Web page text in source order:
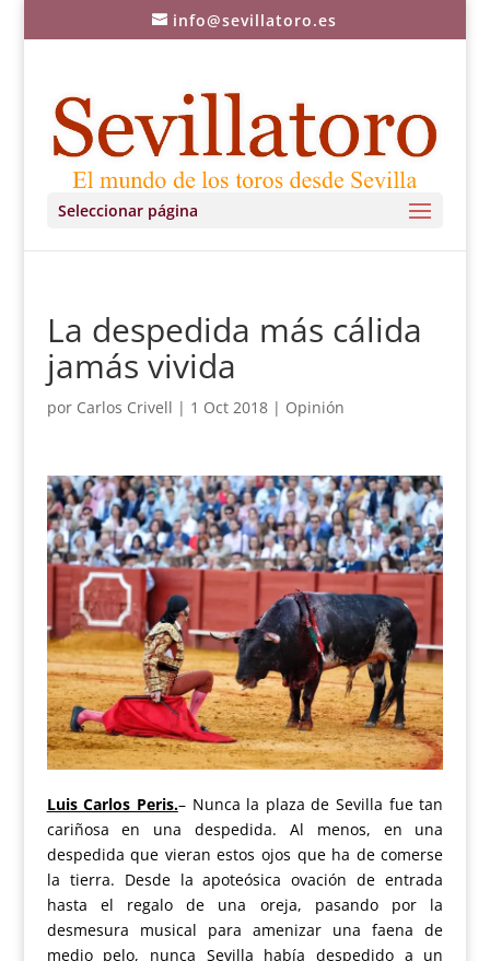
info@sevillatoro.es
Seleccionar página
La despedida más cálida
jamás vivida
por Carlos Crivell | 1 Oct 2018| Opinión
Luis Carlos Peris.– Nunca la plaza de Sevilla fue tan
cariñosa en una despedida. Al menos, en una
despedida que vieran estos ojos que ha de comerse
la tierra. Desde la apoteósica ovación de entrada
hasta el regalo de una oreja, pasando por la
desmesura musical para amenizar una faena de
medio pelo, nunca Sevilla había despedido a un